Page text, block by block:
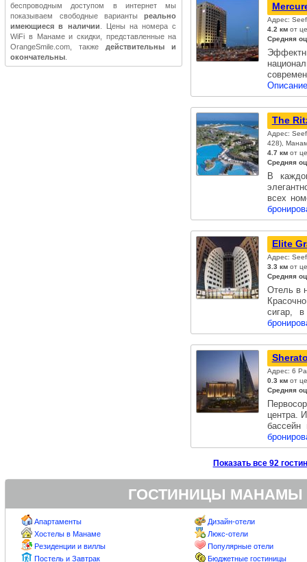
беспроводным доступом в интернет мы
показываем свободные вариантыреально
имеющиеся в наличии . Цены на номера с
WiFi в Манаме и скидки, представленные на
OrangeSmile.com, также действительны и
окончательны
Адрес:
4.2 кмот
Средняя
The
Адрес:
428),
4.7 кмот
Средняя
В
всех
Elite
Адрес:
3.3 кмот
Средняя
Отель в
сигар,
Адрес: 6
0.3 кмот
Средняя
центра.
Показать все 92
ГОСТИНИЦЫ МАНАМЫ
Апартаменты
Хостелы в Манаме
Резиденции и виллы
Постель и Завтрак
Дизайн-отели
Люкс-отели
Популярные отели
Бюджетные гостиницы